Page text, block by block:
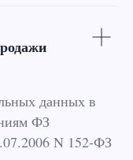
данных в
ФЗ
N 152-ФЗ